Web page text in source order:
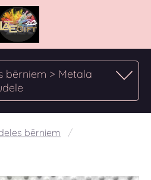
bērniem > Metala
bērniem